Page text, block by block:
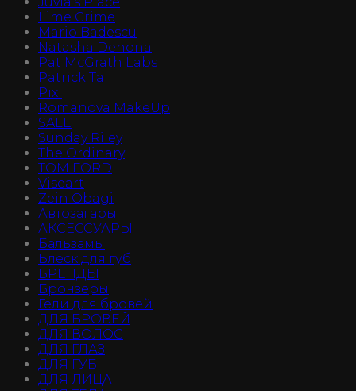
Lime Crime
Mario Badescu
Natasha Denona
Pat McGrath Labs
Patrick Ta
Pixi
Romanova MakeUp
SALE
Sunday Riley
The Ordinary
TOM FORD
Viseart
Zein Obagi
Автозагары
АКСЕССУАРЫ
Бальзамы
Блеск для губ
БРЕНДЫ
Бронзеры
Гели для бровей
ДЛЯ БРОВЕЙ
ДЛЯ ВОЛОС
ДЛЯ ГЛАЗ
ДЛЯ ГУБ
ДЛЯ ЛИЦА